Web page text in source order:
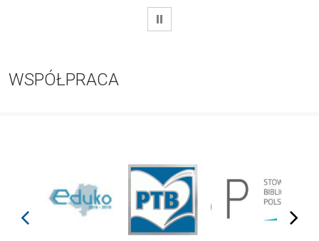
WSTRZYMAJ
WSPÓŁPRACA
prev next